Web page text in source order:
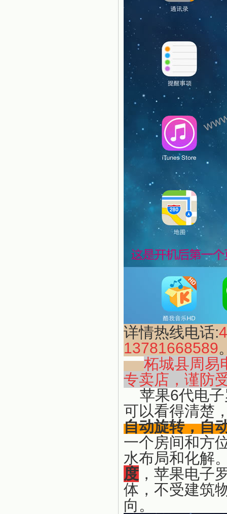
详情热线电话:
13781668589
柘城县周易
专卖店，谨防
苹果6代电子
可以看得清楚
自动旋转，自
一个房间和方
水布局和化解
度 ，苹果电子
体，不受建筑
向。